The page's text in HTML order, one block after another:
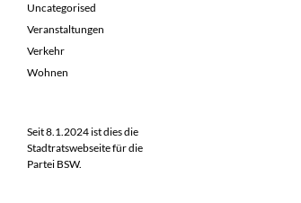
Uncategorised
Veranstaltungen
Verkehr
Wohnen
Seit 8.1.2024 ist dies die
Stadtratswebseite für die
Partei BSW.